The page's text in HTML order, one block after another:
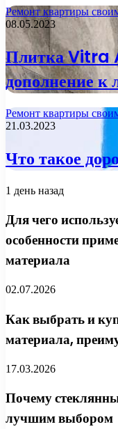
Ремонт квартиры
08.05.2023
Плитка Vitra
дополнение к
Ремонт квартиры
21.03.2023
Что такое
1 день назад
Для чего
особенности
материала
02.07.2026
Как выбрать и
материала,
17.03.2026
Почему
лучшим выбором